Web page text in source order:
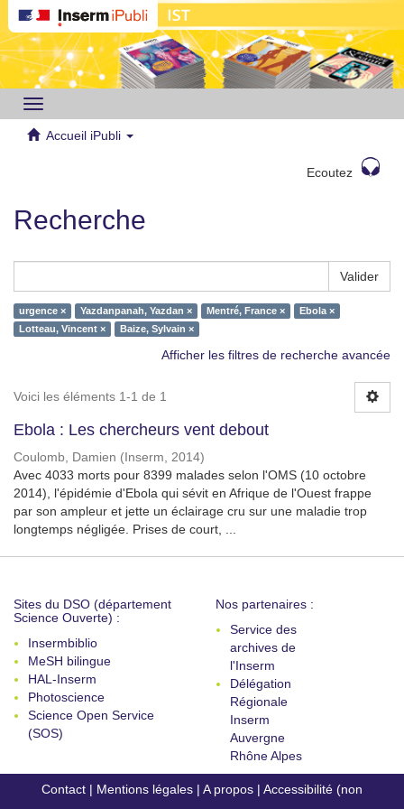
Toggle
navigation
Accueil iPubli
Ecoutez
Recherche
Valider
urgence × Yazdanpanah, Yazdan × Mentré, France ×
Ebola ×
Lotteau, Vincent ×
Baize, Sylvain ×
Afficher les filtres de recherche avancée
Voici les éléments 1-1 de 1
Ebola : Les chercheurs vent debout
Coulomb, Damien ( Inserm, 2014)
Avec 4033 morts pour 8399 malades selon l'OMS (10 octobre
2014), l'épidémie d'Ebola qui sévit en Afrique de l'Ouest frappe
par son ampleur et jette un éclairage cru sur une maladie trop
longtemps négligée. Prises de court, ...
Sites du DSO (département
Science Ouverte) :
Insermbiblio
MeSH bilingue
HAL-Inserm
Photoscience
Science Open Service
(SOS)
Nos partenaires :
Service des
archives de
l'Inserm
Délégation
Régionale
Inserm
Auvergne
Rhône Alpes
Contact | Mentions légales | A propos | Accessibilité (non